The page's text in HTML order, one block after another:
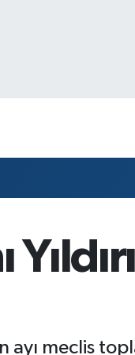
ayı meclis